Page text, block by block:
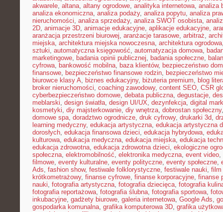
akwarele, altana, altany ogrodowe, analityka internetowa, analiza
analiza ekonomiczna, analiza podaży, analiza popytu, analiza
nieruchomości, analiza sprzedaży, analiza SWOT osobista,
2D, animacje 3D, animacje edukacyjne, aplikacje edukacyjne,
aranżacja przestrzeni biurowej, aranżacje tarasowe, arbitraż,
miejska, architektura miejska nowoczesna, architektura ogrodowa
sztuki, automatyczna księgowość, automatyzacja domowa,
marketingowe, badania opinii publicznej, badania społeczne,
cyfrowa, bankowość mobilna, baza klientów, bezpieczeństwo
finansowe, bezpieczeństwo finansowe rodzin, bezpieczeństwo
biurowce klasy A, biznes edukacyjny, biżuteria premium, blog
broker nieruchomości, coaching zawodowy, content SEO, CSR
cyberbezpieczeństwo domowe, debata publiczna, degustacje,
meblarski, design światła, design UI/UX, dezynfekcja, digital
kosmetyki, diy majsterkowanie, diy wnętrza, dobrostan społeczny
domowe spa, doradztwo ogrodnicze, druk cyfrowy, drukarki 3d,
learning medyczny, edukacja artystyczna, edukacja artystyczna
dorosłych, edukacja finansowa dzieci, edukacja hybrydowa,
kulturowa, edukacja medyczna, edukacja miejska, edukacja
edukacja zdrowotna, edukacja zdrowotna dzieci, ekologiczne
społeczna, elektromobilność, elektronika medyczna, event video,
filmowe, eventy kulturalne, eventy polityczne, eventy społeczne,
Ads, fashion show, festiwale folklorystyczne, festiwale nauki, film
krótkometrażowy, finanse cyfrowe, finanse korporacyjne, finanse
nauki, fotografia artystyczna, fotografia dziecięca, fotografia
fotografia reportażowa, fotografia ślubna, fotografia sportowa,
inkubacyjne, gadżety biurowe, galeria internetowa, Google Ads,
gospodarka komunalna, grafika komputerowa 3D, grafika